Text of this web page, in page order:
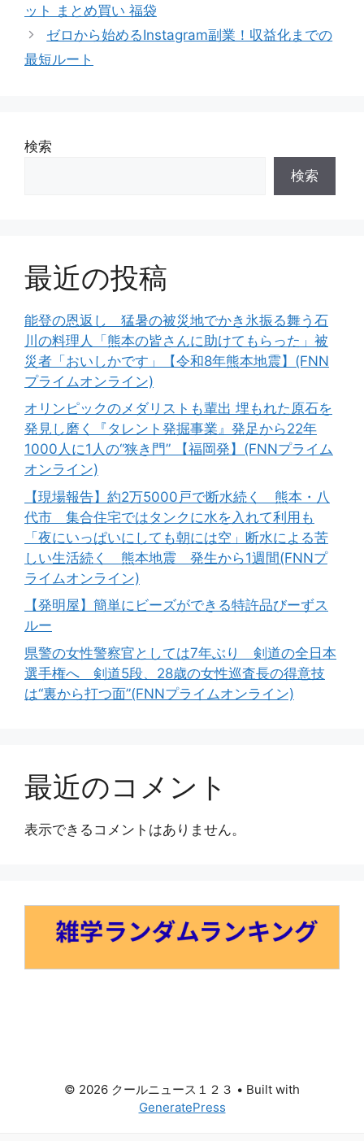
ット まとめ買い 福袋
ゼロから始めるInstagram副業！収益化までの
最短ルート
検索
検索
最近の投稿
能登の恩返し 猛暑の被災地でかき氷振る舞う石
川の料理人「熊本の皆さんに助けてもらった」被
災者「おいしかです」【令和8年熊本地震】(FNN
プライムオンライン)
オリンピックのメダリストも輩出 埋もれた原石を
発見し磨く『タレント発掘事業』発足から22年
1000人に1人の“狭き門” 【福岡発】(FNNプライム
オンライン)
【現場報告】約2万5000戸で断水続く 熊本・八
代市 集合住宅ではタンクに水を入れて利用も
「夜にいっぱいにしても朝には空」断水による苦
しい生活続く 熊本地震 発生から1週間(FNNプ
ライムオンライン)
【発明屋】簡単にビーズができる特許品びーずス
ルー
県警の女性警察官としては7年ぶり 剣道の全日本
選手権へ 剣道5段、28歳の女性巡査長の得意技
は“裏から打つ面”(FNNプライムオンライン)
最近のコメント
表示できるコメントはありません。
© 2026 クールニュース１２３ • Built with
GeneratePress